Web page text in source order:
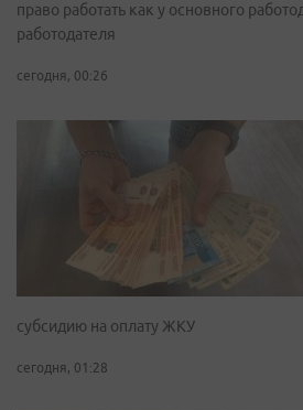
право работать как у основного
работодателя
сегодня, 00:26
субсидию на оплату ЖКУ
сегодня, 01:28